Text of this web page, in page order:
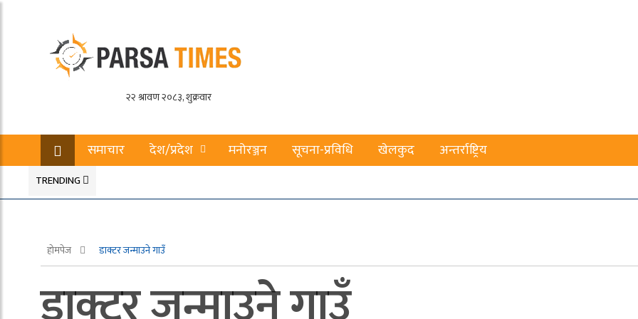
समाचार देश/प्रदेश मनोरञ्जन सूचना-प्रविधि खेलकुद अन्तर्राष्ट्रिय
TRENDING
होमपेज डाक्टर जन्माउने गाउँ